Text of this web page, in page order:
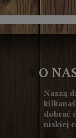
O
Naszą
dobrać
niskiej